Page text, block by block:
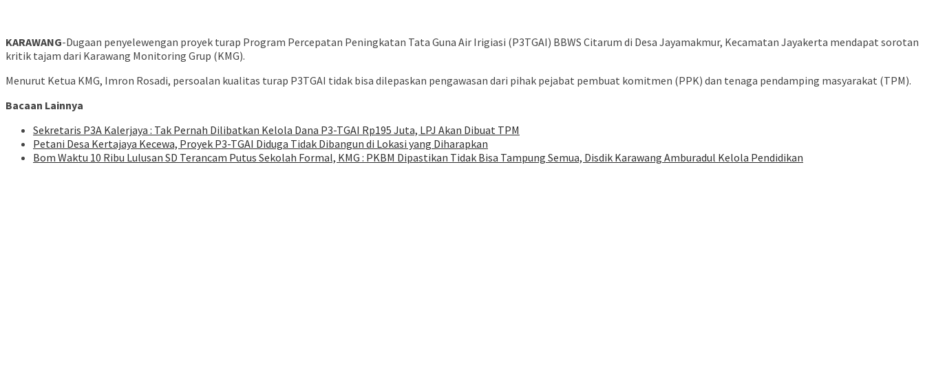
KARAWANG-Dugaan penyelewengan proyek turap Program Percepatan Peningkatan Tata Guna Air Irigiasi (P3TGAI) BBWS Citarum di Desa Jayamakmur, Kecamatan Jayakerta mendapat sorotan
kritik tajam dari Karawang Monitoring Grup (KMG).
Menurut Ketua KMG, Imron Rosadi, persoalan kualitas turap P3TGAI tidak bisa dilepaskan pengawasan dari pihak pejabat pembuat komitmen (PPK) dan tenaga pendamping masyarakat (TPM).
Bacaan Lainnya
Sekretaris P3A Kalerjaya : Tak Pernah Dilibatkan Kelola Dana P3-TGAI Rp195 Juta, LPJ Akan Dibuat TPM
Petani Desa Kertajaya Kecewa, Proyek P3-TGAI Diduga Tidak Dibangun di Lokasi yang Diharapkan
Bom Waktu 10 Ribu Lulusan SD Terancam Putus Sekolah Formal, KMG : PKBM Dipastikan Tidak Bisa Tampung Semua, Disdik Karawang Amburadul Kelola Pendidikan